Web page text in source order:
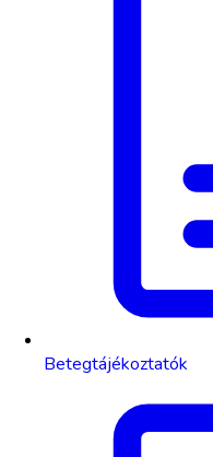
Betegtájékoztatók